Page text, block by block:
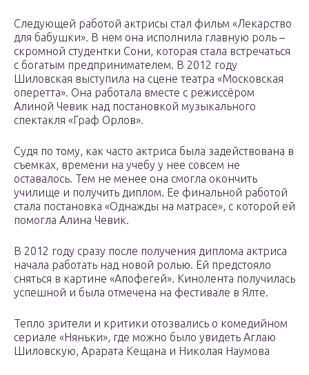
Следующей работой актрисы стал фильм «Лекарство
для бабушки». В нем она исполнила главную роль –
скромной студентки Сони, которая стала встречаться
с богатым предпринимателем. В 2012 году
Шиловская выступила на сцене театра «Московская
оперетта». Она работала вместе с режиссёром
Алиной Чевик над постановкой музыкального
спектакля «Граф Орлов».
Судя по тому, как часто актриса была задействована в
съемках, времени на учебу у нее совсем не
оставалось. Тем не менее она смогла окончить
училище и получить диплом. Ее финальной работой
стала постановка «Однажды на матрасе», с которой ей
помогла Алина Чевик.
В 2012 году сразу после получения диплома актриса
начала работать над новой ролью. Ей предстояло
сняться в картине «Апофегей». Кинолента получилась
успешной и была отмечена на фестивале в Ялте.
Тепло зрители и критики отозвались о комедийном
сериале «Няньки», где можно было увидеть Аглаю
Шиловскую, Арарата Кещана и Николая Наумова